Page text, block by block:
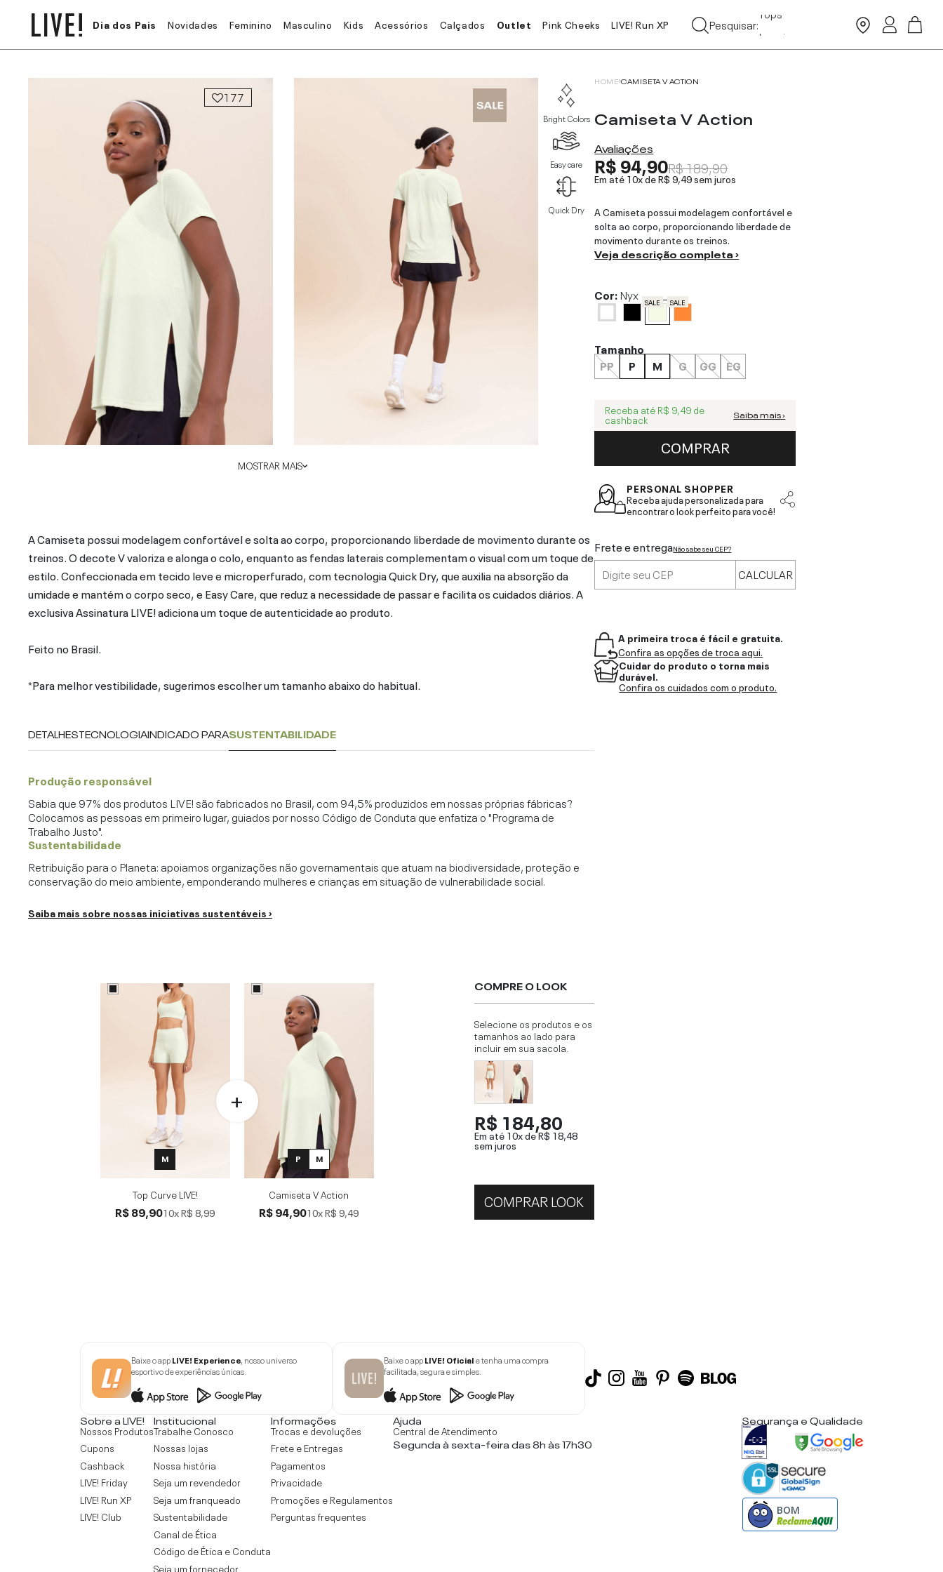
Dia dos Pais Novidades Feminino Masculino Kids Acessórios Calçados Outlet Pink Cheeks LIVE! Run XP
Pesquisar:Leggings
177
MOSTRAR MAIS
Bright Colors
Easy care
Quick Dry
A Camiseta possui modelagem confortável e solta ao corpo, proporcionando liberdade de movimento durante os
treinos. O decote V valoriza e alonga o colo, enquanto as fendas laterais complementam o visual com um toque de
estilo. Confeccionada em tecido leve e microperfurado, com tecnologia Quick Dry, que auxilia na absorção da
umidade e mantém o corpo seco, e Easy Care, que reduz a necessidade de passar e facilita os cuidados diários. A
exclusiva Assinatura LIVE! adiciona um toque de autenticidade ao produto.
Feito no Brasil.
*Para melhor vestibilidade, sugerimos escolher um tamanho abaixo do habitual.
DETALHESTECNOLOGIAINDICADO PARASUSTENTABILIDADE
Produção responsável
Sabia que 97% dos produtos LIVE! são fabricados no Brasil, com 94,5% produzidos em nossas próprias fábricas?
Colocamos as pessoas em primeiro lugar, guiados por nosso Código de Conduta que enfatiza o "Programa de
Trabalho Justo".
Sustentabilidade
Retribuição para o Planeta: apoiamos organizações não governamentais que atuam na biodiversidade, proteção e
conservação do meio ambiente, emponderando mulheres e crianças em situação de vulnerabilidade social.
Saiba mais sobre nossas iniciativas sustentáveis ›
M
Top Curve LIVE!
R$ 89,9010xR$ 8,99
P M
Camiseta V Action
R$ 94,9010xR$ 9,49
COMPRE O LOOK
Selecione os produtos e os
tamanhos ao lado para
incluir em sua sacola.
R$ 184,80
Em até 10x deR$ 18,48
sem juros
COMPRAR LOOK
HOME CAMISETA V ACTION
Camiseta V Action
Avaliações
R$ 94,90R$ 189,90
Em até 10x deR$ 9,49sem juros
A Camiseta possui modelagem confortável e
solta ao corpo, proporcionando liberdade de
movimento durante os treinos.
Veja descrição completa ›
Cor:Nyx SALE SALE
Tamanho
PP
P M G GG EG
Receba até R$ 9,49 de
cashback Saiba mais ›
COMPRAR
PERSONAL SHOPPER
Receba ajuda personalizada para
encontrar o look perfeito para você!
Frete e entregaNão sabe seu CEP?
CALCULAR
A primeira troca é fácil e gratuita.
Confira as opções de troca aqui.
Cuidar do produto o torna mais
durável.
Confira os cuidados com o produto.
Baixe o appLIVE! Experience, nosso universo
esportivo de experiências únicas.
Baixe o appLIVE! Oficiale tenha uma compra
facilitada, segura e simples.
Sobre a LIVE!
Nossos Produtos
Cupons
Cashback
LIVE! Friday
LIVE! Run XP
LIVE! Club
Institucional
Trabalhe Conosco
Nossas lojas
Nossa história
Seja um revendedor
Seja um franqueado
Sustentabilidade
Canal de Ética
Código de Ética e Conduta
Seja um fornecedor
Informações
Trocas e devoluções
Frete e Entregas
Pagamentos
Privacidade
Promoções e Regulamentos
Perguntas frequentes
Ajuda
Central de Atendimento
Segunda à sexta-feira das 8h às 17h30
Segurança e Qualidade
BOM